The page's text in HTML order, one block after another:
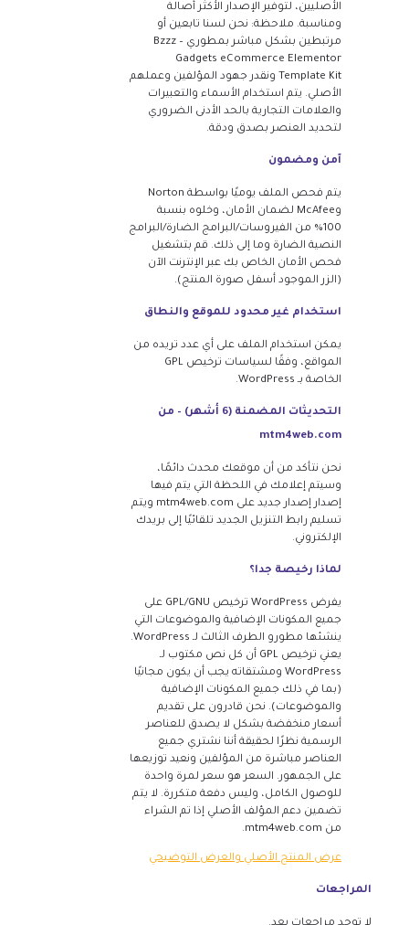
الأصليين، لتوفير الإصدار الأكثر أصالة
ومناسبة. ملاحظة: نحن لسنا تابعين أو
مرتبطين بشكل مباشر بمطوري Bzzz –
Gadgets eCommerce Elementor
Template Kit ونقدر جهود المؤلفين وعملهم
الأصلي. يتم استخدام الأسماء والتعبيرات
والعلامات التجارية بالحد الأدنى الضروري
لتحديد العنصر بصدق ودقة.
آمن ومضمون
يتم فحص الملف يوميًا بواسطة Norton
وMcAfee لضمان الأمان، وخلوه بنسبة
100% من الفيروسات/البرامج الضارة/البرامج
النصية الضارة وما إلى ذلك. قم بتشغيل
فحص الأمان الخاص بك عبر الإنترنت الآن
(الزر الموجود أسفل صورة المنتج).
استخدام غير محدود للموقع والنطاق
يمكن استخدام الملف على أي عدد تريده من
المواقع، وفقًا لسياسات ترخيص GPL
الخاصة بـ WordPress.
التحديثات المضمنة (6 أشهر) – من
mtm4web.com
نحن نتأكد من أن موقعك محدث دائمًا،
وسيتم إعلامك في اللحظة التي يتم فيها
إصدار إصدار جديد على mtm4web.com ويتم
تسليم رابط التنزيل الجديد تلقائيًا إلى بريدك
الإلكتروني.
لماذا رخيصة جدا؟
يفرض WordPress ترخيص GPL/GNU على
جميع المكونات الإضافية والموضوعات التي
ينشئها مطورو الطرف الثالث لـ WordPress.
يعني ترخيص GPL أن كل نص مكتوب لـ
WordPress ومشتقاته يجب أن يكون مجانيًا
(بما في ذلك جميع المكونات الإضافية
والموضوعات). نحن قادرون على تقديم
أسعار منخفضة بشكل لا يصدق للعناصر
الرسمية نظرًا لحقيقة أننا نشتري جميع
العناصر مباشرة من المؤلفين ونعيد توزيعها
على الجمهور. السعر هو سعر لمرة واحدة
للوصول الكامل، وليس دفعة متكررة. لا يتم
تضمين دعم المؤلف الأصلي إذا تم الشراء
من mtm4web.com.
عرض المنتج الأصلي والعرض التوضيحي
المراجعات